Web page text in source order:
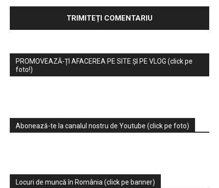
PROMOVEAZĂ-ȚI AFACEREA PE SITE ȘI PE VLOG (click pe
foto!)
Abonează-te la canalul nostru de Youtube (click pe foto)
Locuri de muncă în România (click pe banner)